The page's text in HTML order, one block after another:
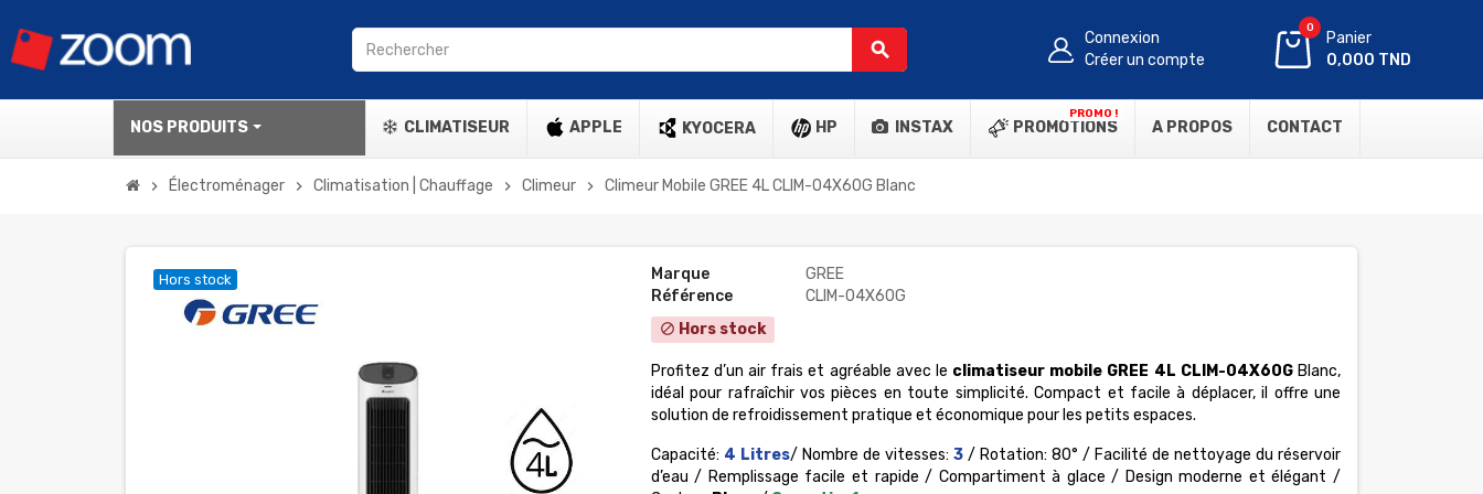
search
Connexion
Créer un compte
0
Panier
0,000 TND
NOS PRODUITS CLIMATISEUR APPLE KYOCERA HP INSTAX PROMOTIONS
PROMO !
A PROPOS CONTACT
chevron_right Électroménager chevron_right Climatisation | Chauffage chevron_right Climeur chevron_right Climeur Mobile GREE 4L CLIM-04X60G Blanc
Hors stock Marque
GREE
Référence
CLIM-04X60G
block Hors stock
Profitez d’un air frais et agréable avec le climatiseur mobile GREE 4L CLIM-04X60G Blanc,
idéal pour rafraîchir vos pièces en toute simplicité. Compact et facile à déplacer, il offre une
solution de refroidissement pratique et économique pour les petits espaces.
Capacité: 4 Litres/ Nombre de vitesses: 3 / Rotation: 80° / Facilité de nettoyage du réservoir
d’eau / Remplissage facile et rapide / Compartiment à glace / Design moderne et élégant /